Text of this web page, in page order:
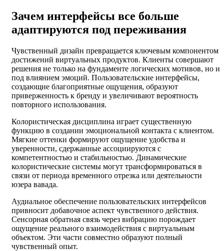
Зачем интерфейсы все больше
адаптируются под переживания
Чувственный дизайн превращается ключевым компонентом
достижений виртуальных продуктов. Клиенты совершают
решения не только на фундаменте логических мотивов, но и
под влиянием эмоций. Пользовательские интерфейсы,
создающие благоприятные ощущения, образуют
приверженность к бренду и увеличивают вероятность
повторного использования.
Колористическая дисциплина играет существенную
функцию в создании эмоциональной контакта с клиентом.
Мягкие оттенки формируют ощущение удобства и
уверенности, сдержанные ассоциируются с
компетентностью и стабильностью. Динамические
колористические системы могут трансформироваться в
связи от периода временного отрезка или деятельности
юзера вавада.
Аудиальное обеспечение пользовательских интерфейсов
привносит добавочное аспект чувственного действия.
Сенсорная обратная связь через вибрацию порождает
ощущение реального взаимодействия с виртуальным
объектом. Эти части совместно образуют полный
чувственный опыт.